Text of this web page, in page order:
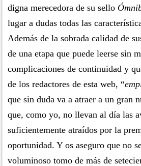
digna merecedora de su sello
lugar a dudas todas las
Además de la sobrada calidad de
de una etapa que puede leerse sin
complicaciones de continuidad y
de los redactores de esta web, “
que sin duda va a atraer a un gran
que, como yo, no llevan al día las
suficientemente atraídos por la
oportunidad. Y os aseguro que no
voluminoso tomo de más de